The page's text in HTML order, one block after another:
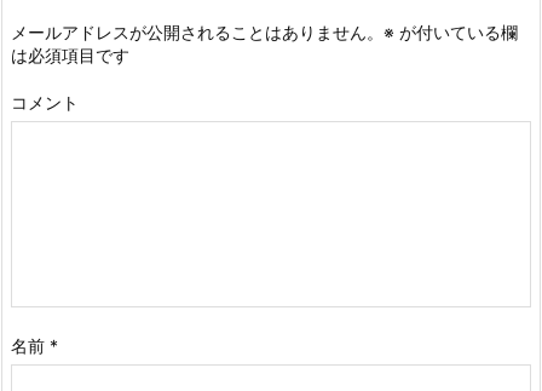
メールアドレスが公開されることはありません。 ※ が付いている欄
は必須項目です
コメント
名前 *